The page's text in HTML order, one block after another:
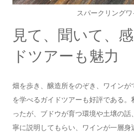
スパークリングワ
見て、聞いて、
ドツアーも魅力
畑を歩き、醸造所をのぞき、ワインが
を学べるガイドツアーも好評である。
ったが、ブドウが育つ環境や土壌の
寧に説明してもらい、ワインが一層身